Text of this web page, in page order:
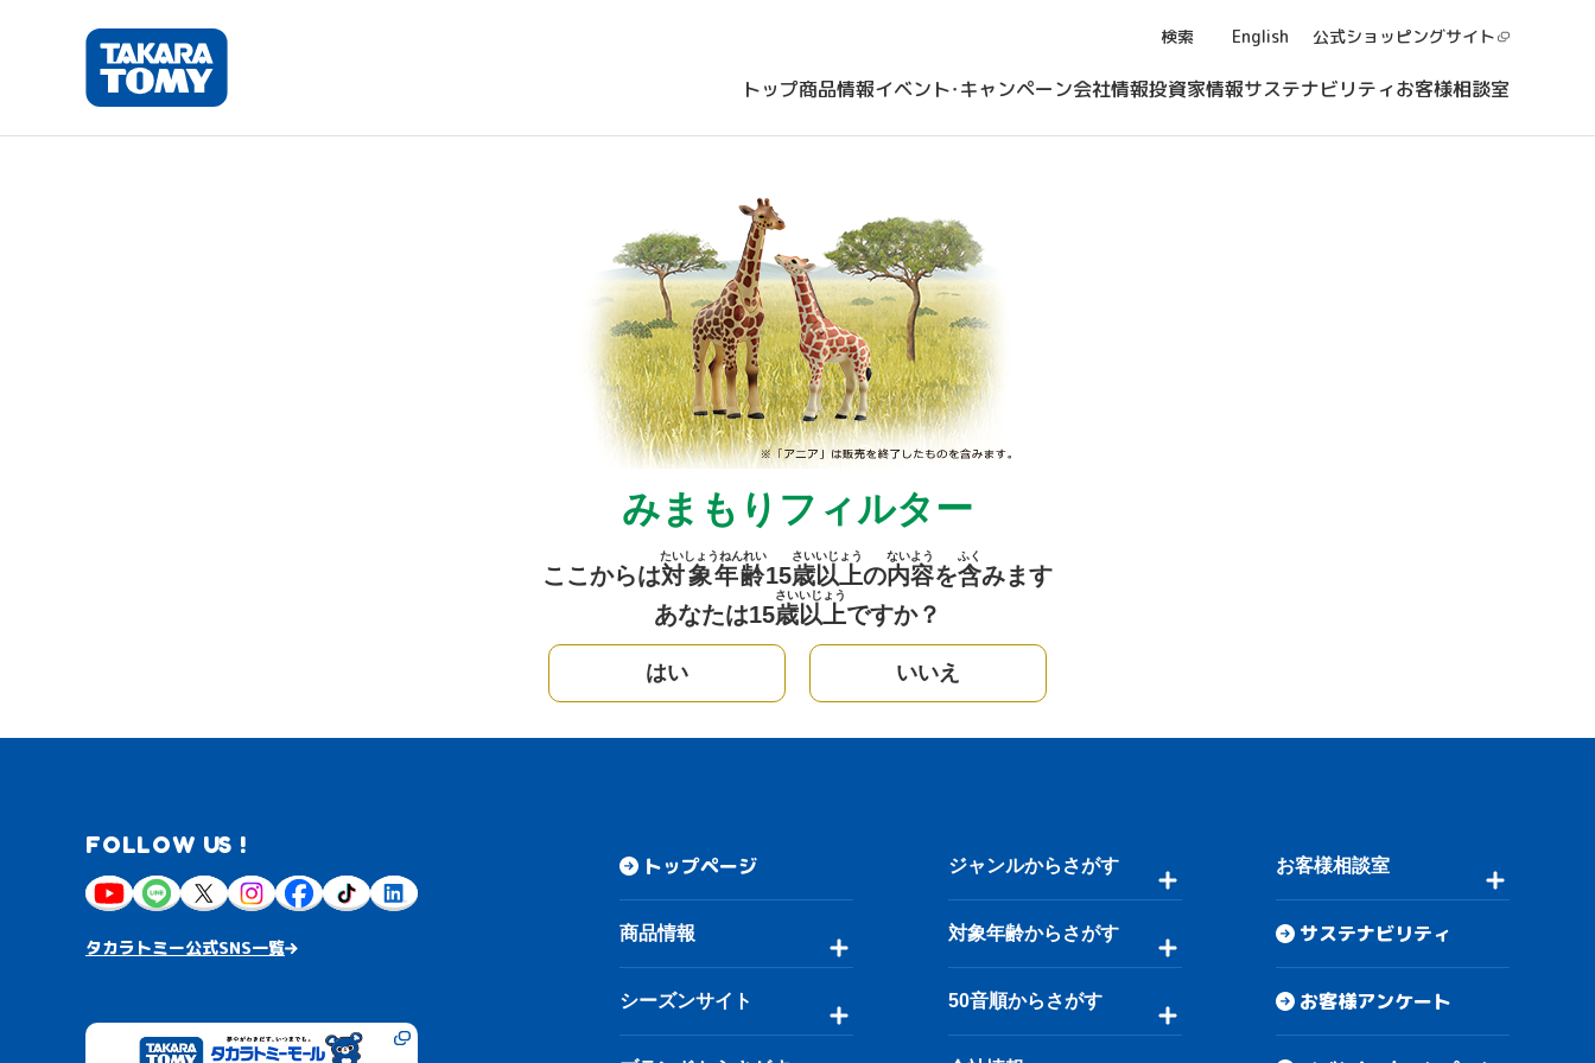
検索 English 公式ショッピングサイト
トップ商品情報イベント・キャンペーン会社情報投資家情報サステナビリティお客様相談室
みまもりフィルター
ここからは対象年齢
たいしょうねんれい
15歳
さい
以上
いじょう
の内容
ないよう
を含
ふく
みます
あなたは15歳
さい
以上
いじょう
ですか？
はい いいえ
FOLLOW US !
タカラトミー公式SNS一覧
トップページ
商品情報
シーズンサイト
ジャンルからさがす
対象年齢からさがす
50音順からさがす
お客様相談室
サステナビリティ
お客様アンケート